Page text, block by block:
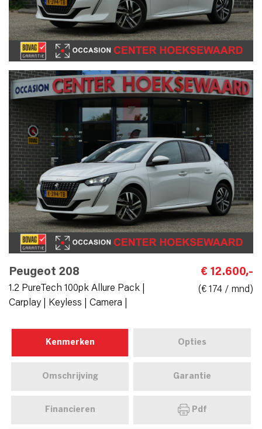
Peugeot 208
1.2 PureTech 100pk Allure Pack |
Carplay | Keyless | Camera |
€ 12.600,-
(€ 174 / mnd)
Kenmerken Opties
Omschrijving Garantie
Financieren Pdf